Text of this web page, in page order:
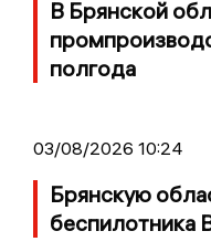
В Брянской
полгода
03/08/2026 10:24
Брянскую
беспилотника